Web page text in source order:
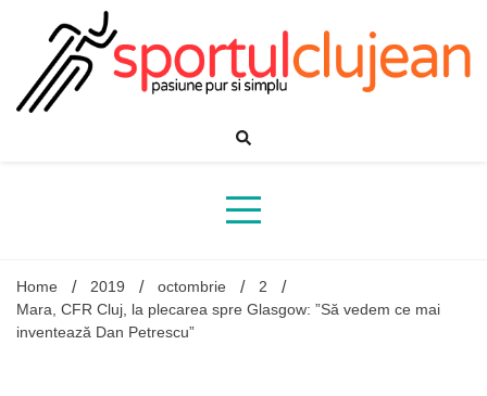
Home 2019 octombrie
2
Mara, CFR Cluj, la plecarea spre Glasgow: ”Să vedem ce mai
inventează Dan Petrescu”